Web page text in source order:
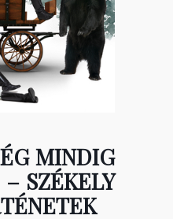
MINDIG
SZÉKELY